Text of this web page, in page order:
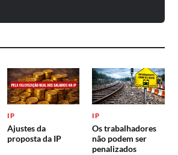
IP
Ajustes da
proposta da IP
IP
Os trabalhadores
não podem ser
penalizados